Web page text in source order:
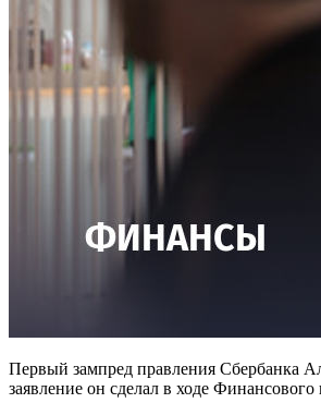
Первый зампред правления Сбербанка
заявление он сделал в ходе